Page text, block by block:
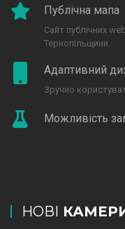
Публічна мапа
Сайт публічних
Тернопільщини.
Адаптивний
Зручно
Можливість
НОВІ